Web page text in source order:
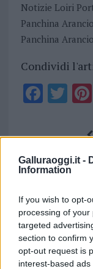
Galluraoggi.it -
Information
If you wish to opt-
processing of
targeted
section to confirm
opt-out request is
interest-based
Notizie Loiri
Panchina
Panchina
Condividi
F
ce
b
o
o
k
T
it
te
r
NOTIZIE RECENTI